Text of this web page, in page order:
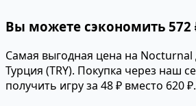
Вы можете сэкономить 572
Самая выгодная цена на Nocturnal
Турция (TRY). Покупка через наш
получить игру за 48 ₽ вместо 620 ₽.